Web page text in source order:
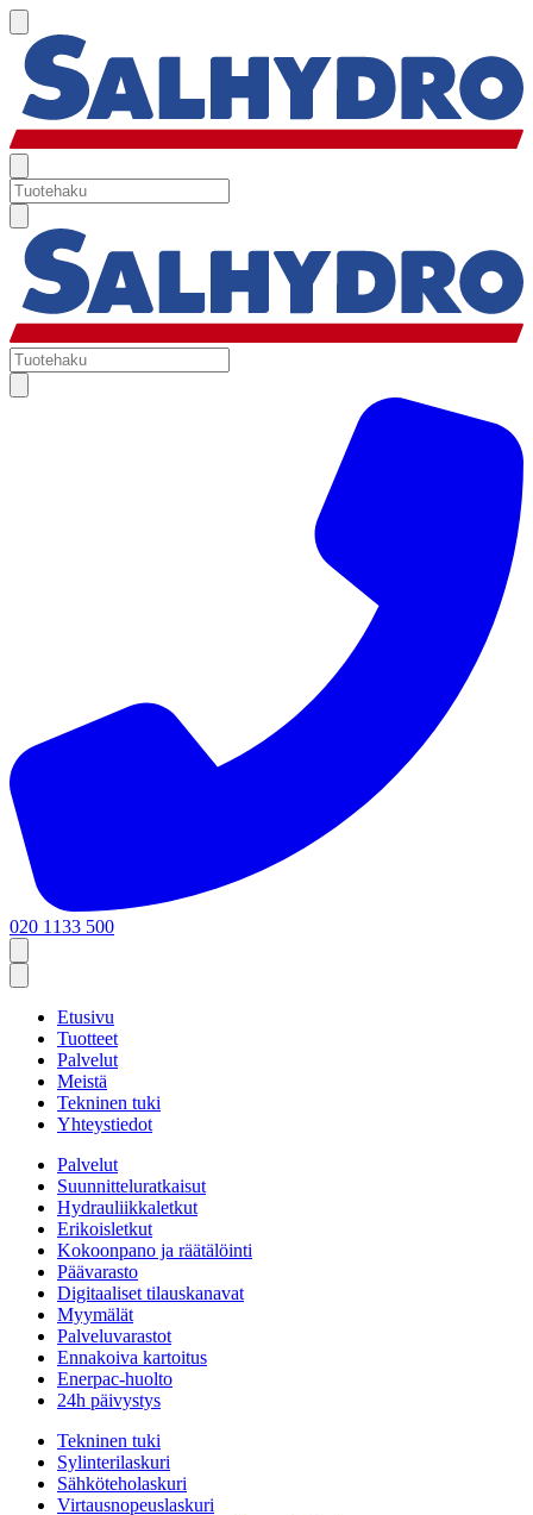
020 1133 500
Etusivu
Tuotteet
Palvelut
Meistä
Tekninen tuki
Yhteystiedot
Palvelut
Suunnitteluratkaisut
Hydrauliikkaletkut
Erikoisletkut
Kokoonpano ja räätälöinti
Päävarasto
Digitaaliset tilauskanavat
Myymälät
Palveluvarastot
Ennakoiva kartoitus
Enerpac-huolto
24h päivystys
Tekninen tuki
Sylinterilaskuri
Sähköteholaskuri
Virtausnopeuslaskuri